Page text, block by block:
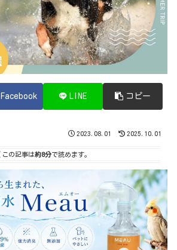
Facebook LINE コピー
2023.08.01 2025.10.01
この記事は約8分で読めます。